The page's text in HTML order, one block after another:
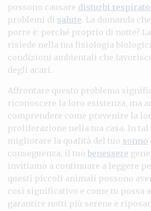
possono causare disturbi
problemi di salute. La domanda
porre è: perché proprio di notte?
risiede nella tua fisiologia
condizioni ambientali che
degli acari.
Affrontare questo problema
riconoscere la loro esistenza, ma
comprendere come prevenire la
proliferazione nella tua casa. In tal
migliorare la qualità del tuo sonno
conseguenza, il tuo benessere
invitiamo a continuare a leggere
questi piccoli animali possono
così significativo e come tu possa
garantire notti più serene e